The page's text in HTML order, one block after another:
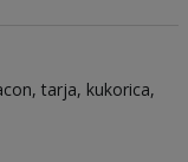
tarja kukorica